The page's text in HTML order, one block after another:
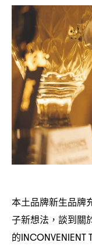
本土品牌新生品牌
子新想法 ， 談到關
的